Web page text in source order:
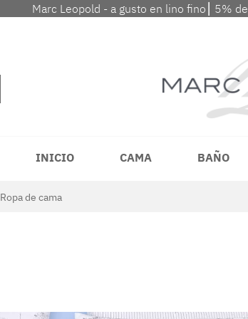
Marc Leopold - a gusto en lino fino⎮ 5%
INICIO CAMA BAÑO
Ropa de cama